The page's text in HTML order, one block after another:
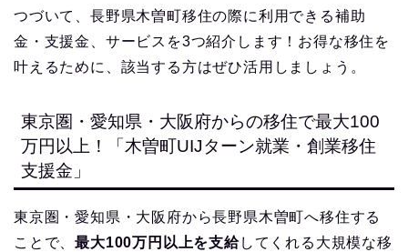
つづいて、長野県木曽町移住の際に利用できる補助
金・支援金、サービスを3つ紹介します！お得な移住を
叶えるために、該当する方はぜひ活用しましょう。
東京圏・愛知県・大阪府からの移住で最大100
万円以上！「木曽町UIJターン就業・創業移住
支援金」
東京圏・愛知県・大阪府から長野県木曽町へ移住する
ことで、最大100万円以上を支給してくれる大規模な移